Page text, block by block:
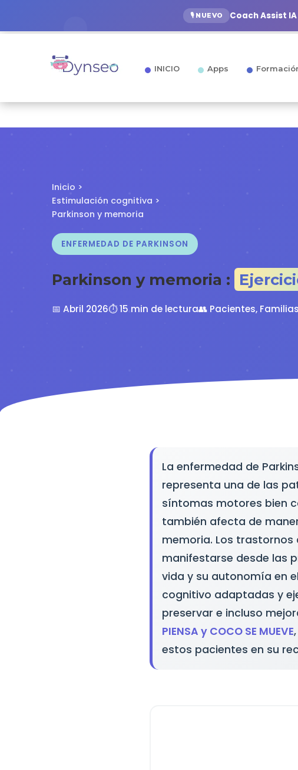
🎙️ NUEVO Coach Assist IA
INICIO Apps
Inicio >
Estimulación cognitiva >
Parkinson y memoria
ENFERMEDAD DE PARKINSON
Parkinson y memoria :
📅 Abril 2026⏱️ 15 min de lectura👥 Pacientes,
La enfermedad de
representa una de las
síntomas motores bien
también afecta de
memoria. Los trastornos
manifestarse desde las
vida y su autonomía en
cognitivo adaptadas y
preservar e incluso
PIENSA y COCO SE MUEVE
estos pacientes en su